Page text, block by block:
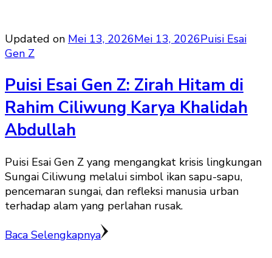
Updated on Mei 13, 2026Mei 13, 2026Puisi Esai
Gen Z
Puisi Esai Gen Z: Zirah Hitam di
Rahim Ciliwung Karya Khalidah
Abdullah
Puisi Esai Gen Z yang mengangkat krisis lingkungan
Sungai Ciliwung melalui simbol ikan sapu-sapu,
pencemaran sungai, dan refleksi manusia urban
terhadap alam yang perlahan rusak.
Baca Selengkapnya